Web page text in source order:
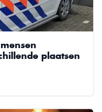
plaatsen